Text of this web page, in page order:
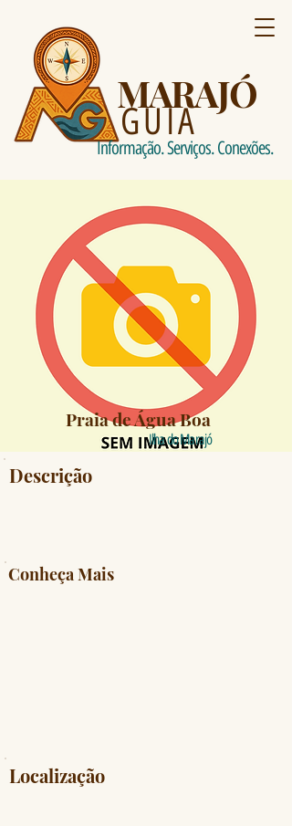
MARAJÓ
GUIA
Informação. Serviços. Conexões.
Praia de Água Boa
Ilha do Marajó
Descrição
Conheça Mais
Localização